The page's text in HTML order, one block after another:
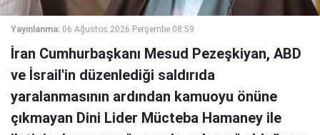
Yayınlanma: 06 Ağustos 2026 Perşembe 08:59
İran Cumhurbaşkanı Mesud Pezeşkiyan, ABD
ve İsrail'in düzenlediği saldırıda
yaralanmasının ardından kamuoyu önüne
çıkmayan Dini Lider Mücteba Hamaney ile